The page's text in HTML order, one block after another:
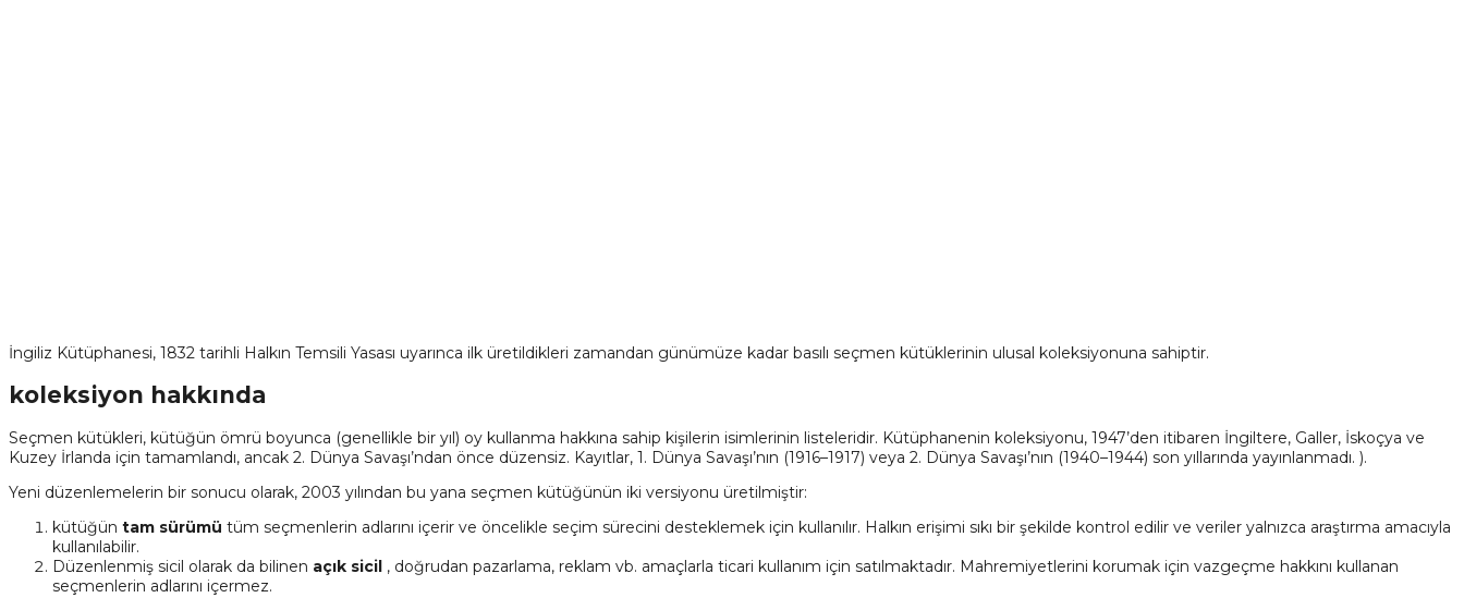
İngiliz Kütüphanesi, 1832 tarihli Halkın Temsili Yasası uyarınca ilk üretildikleri zamandan günümüze kadar basılı seçmen kütüklerinin ulusal koleksiyonuna sahiptir.
koleksiyon hakkında
Seçmen kütükleri, kütüğün ömrü boyunca (genellikle bir yıl) oy kullanma hakkına sahip kişilerin isimlerinin listeleridir. Kütüphanenin koleksiyonu, 1947’den itibaren İngiltere, Galler, İskoçya ve
Kuzey İrlanda için tamamlandı, ancak 2. Dünya Savaşı’ndan önce düzensiz. Kayıtlar, 1. Dünya Savaşı’nın (1916–1917) veya 2. Dünya Savaşı’nın (1940–1944) son yıllarında yayınlanmadı. ).
Yeni düzenlemelerin bir sonucu olarak, 2003 yılından bu yana seçmen kütüğünün iki versiyonu üretilmiştir:
kütüğün tam sürümü tüm seçmenlerin adlarını içerir ve öncelikle seçim sürecini desteklemek için kullanılır. Halkın erişimi sıkı bir şekilde kontrol edilir ve veriler yalnızca araştırma amacıyla
kullanılabilir.
Düzenlenmiş sicil olarak da bilinen açık sicil , doğrudan pazarlama, reklam vb. amaçlarla ticari kullanım için satılmaktadır. Mahremiyetlerini korumak için vazgeçme hakkını kullanan
seçmenlerin adlarını içermez.